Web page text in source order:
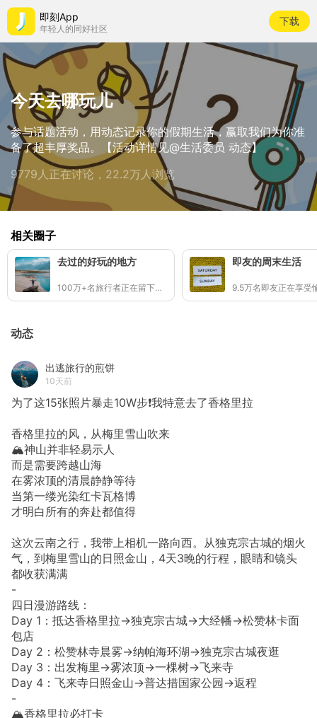
即刻App
年轻人的同好社区
下载
今天去哪玩儿
参与话题活动，用动态记录你的假期生活，赢取我们为你准
备了超丰厚奖品。【活动详情见@生活委员 动态】
9779人正在讨论，22.2万人浏览
相关圈子
去过的好玩的地方
100万+名旅行者正在留下足迹
即友的周末生活
动态
出逃旅行的煎饼
10天前
为了这15张照片暴走10W步❗我特意去了香格里拉
香格里拉的风，从梅里雪山吹来
🏔️神山并非轻易示人
而是需要跨越山海
在雾浓顶的清晨静静等待
当第一缕光染红卡瓦格博
才明白所有的奔赴都值得
这次云南之行，我带上相机一路向西。从独克宗古城的烟火
气，到梅里雪山的日照金山，4天3晚的行程，眼睛和镜头
都收获满满
-
四日漫游路线：
Day 1：抵达香格里拉→独克宗古城→大经幡→松赞林卡面
包店
Day 2：松赞林寺晨雾→纳帕海环湖→独克宗古城夜逛
Day 3：出发梅里→雾浓顶→一棵树→飞来寺
Day 4：飞来寺日照金山→普达措国家公园→返程
-
🏔️香格里拉必打卡